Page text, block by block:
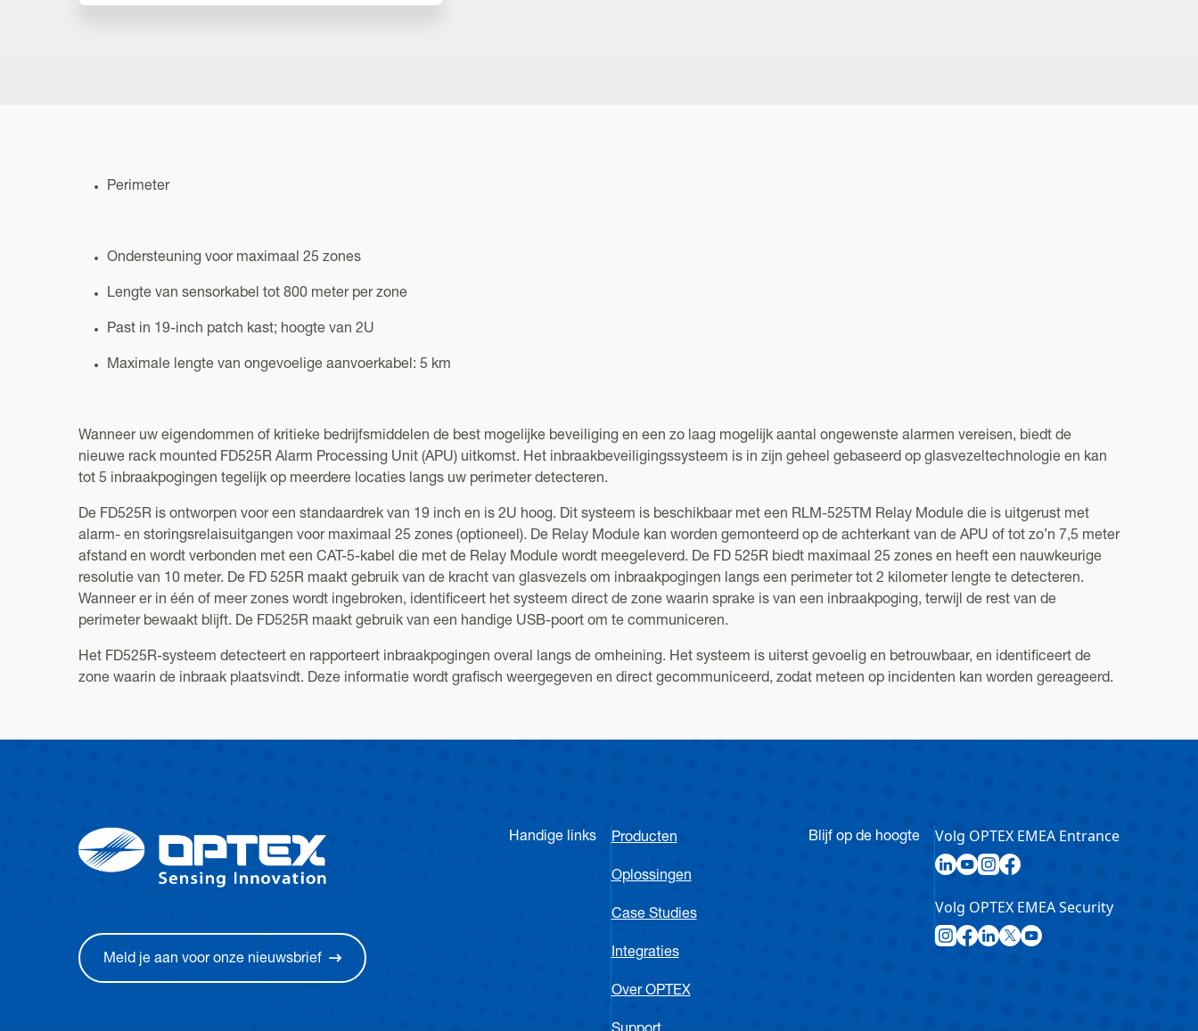
Perimeter
Ondersteuning voor maximaal 25 zones
Lengte van sensorkabel tot 800 meter per zone
Past in 19-inch patch kast; hoogte van 2U
Maximale lengte van ongevoelige aanvoerkabel: 5 km
Wanneer uw eigendommen of kritieke bedrijfsmiddelen de best mogelijke beveiliging en een zo laag mogelijk aantal ongewenste alarmen vereisen, biedt de
nieuwe rack mounted FD525R Alarm Processing Unit (APU) uitkomst. Het inbraakbeveiligingssysteem is in zijn geheel gebaseerd op glasvezeltechnologie en kan
tot 5 inbraakpogingen tegelijk op meerdere locaties langs uw perimeter detecteren.
De FD525R is ontworpen voor een standaardrek van 19 inch en is 2U hoog. Dit systeem is beschikbaar met een RLM-525TM Relay Module die is uitgerust met
alarm- en storingsrelaisuitgangen voor maximaal 25 zones (optioneel). De Relay Module kan worden gemonteerd op de achterkant van de APU of tot zo’n 7,5 meter
afstand en wordt verbonden met een CAT-5-kabel die met de Relay Module wordt meegeleverd. De FD 525R biedt maximaal 25 zones en heeft een nauwkeurige
resolutie van 10 meter. De FD 525R maakt gebruik van de kracht van glasvezels om inbraakpogingen langs een perimeter tot 2 kilometer lengte te detecteren.
Wanneer er in één of meer zones wordt ingebroken, identificeert het systeem direct de zone waarin sprake is van een inbraakpoging, terwijl de rest van de
perimeter bewaakt blijft. De FD525R maakt gebruik van een handige USB-poort om te communiceren.
Het FD525R-systeem detecteert en rapporteert inbraakpogingen overal langs de omheining. Het systeem is uiterst gevoelig en betrouwbaar, en identificeert de
zone waarin de inbraak plaatsvindt. Deze informatie wordt grafisch weergegeven en direct gecommuniceerd, zodat meteen op incidenten kan worden gereageerd.
Meld je aan voor onze nieuwsbrief
Handige links Producten
Oplossingen
Case Studies
Integraties
Over OPTEX
Blijf op de hoogte Volg OPTEX EMEA Entrance
Volg OPTEX EMEA Security